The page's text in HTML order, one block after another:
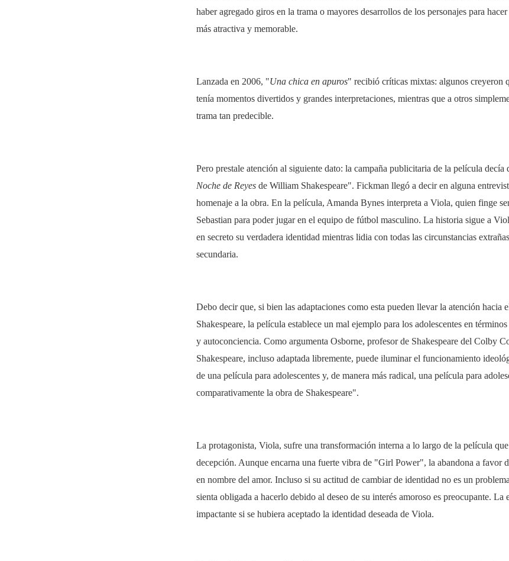
haber agregado giros en la trama o mayores desarrollos de los personajes para
más atractiva y memorable.
Lanzada en 2006, "Una chica en apuros" recibió críticas mixtas: algunos creyeron
tenía momentos divertidos y grandes interpretaciones, mientras que a otros
trama tan predecible.
Pero prestale atención al siguiente dato: la campaña publicitaria de la película decía
Noche de Reyes de William Shakespeare". Fickman llegó a decir en alguna
homenaje a la obra. En la película, Amanda Bynes interpreta a Viola, quien finge
Sebastian para poder jugar en el equipo de fútbol masculino. La historia sigue a
en secreto su verdadera identidad mientras lidia con todas las circunstancias
secundaria.
Debo decir que, si bien las adaptaciones como esta pueden llevar la atención hacia
Shakespeare, la película establece un mal ejemplo para los adolescentes en
y autoconciencia. Como argumenta Osborne, profesor de Shakespeare del Colby
Shakespeare, incluso adaptada libremente, puede iluminar el funcionamiento
de una película para adolescentes y, de manera más radical, una película para
comparativamente la obra de Shakespeare".
La protagonista, Viola, sufre una transformación interna a lo largo de la película
decepción. Aunque encarna una fuerte vibra de "Girl Power", la abandona a favor
en nombre del amor. Incluso si su actitud de cambiar de identidad no es un
sienta obligada a hacerlo debido al deseo de su interés amoroso es preocupante. La
impactante si se hubiera aceptado la identidad deseada de Viola.